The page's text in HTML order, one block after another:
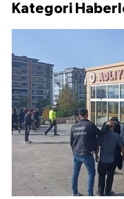
Kategori